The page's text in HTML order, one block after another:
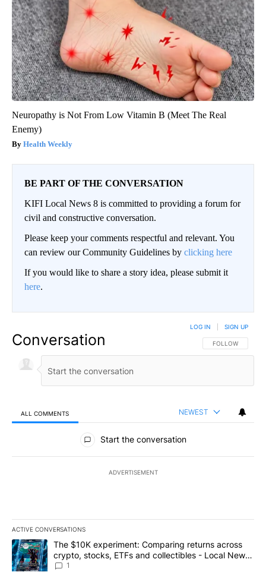
Neuropathy is Not From Low Vitamin B (Meet The Real
Enemy)
Health Weekly
BE PART OF THE CONVERSATION
KIFI Local News 8 is committed to providing a forum for
civil and constructive conversation.
Please keep your comments respectful and relevant. You
can review our Community Guidelines by clicking here
If you would like to share a story idea, please submit it
here.
Conversation FOLLOW THIS
FOLLOW
LOG IN SIGN UP
ALL COMMENTS NEWEST
All Comments
Start the conversation
ADVERTISEMENT
ACTIVE CONVERSATIONS
The following is a list of the most commented articles in the last
A trending article titled "The $10K experiment: Comparing
The $10K experiment: Comparing returns across
crypto, stocks, ETFs and collectibles - Local News
8
1